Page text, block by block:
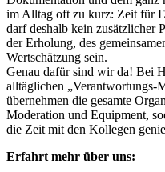
im Alltag oft zu kurz: Zeit für
darf deshalb kein zusätzlicher
der Erholung, des
Wertschätzung sein.
Genau dafür sind wir da! Bei
alltäglichen „Verantwortungs-
übernehmen die gesamte
Moderation und Equipment,
die Zeit mit den Kollegen
Erfahrt mehr über uns: